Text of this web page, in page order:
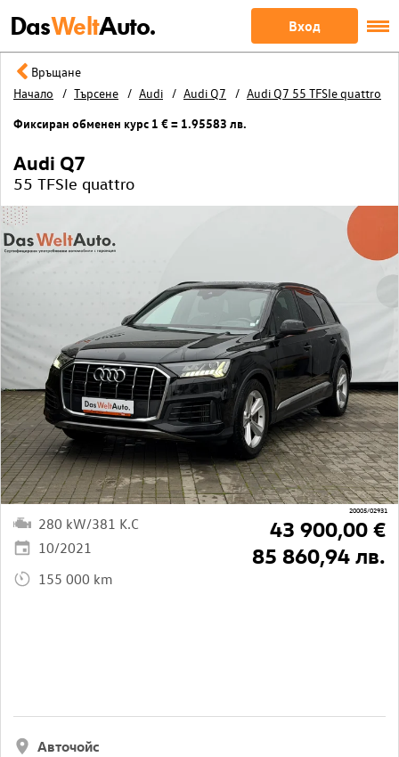
DasWeltAuto. Вход
Връщане
Начало
Търсене Audi Audi Q7 Audi Q7 55 TFSIe quattro
Фиксиран обменен курс 1 € = 1.95583 лв.
20005/02931
Audi Q7
55 TFSIe quattro
280 kW/381 K.C
10/2021
155 000 km
43 900,00 €
85 860,94 лв.
Авточойс